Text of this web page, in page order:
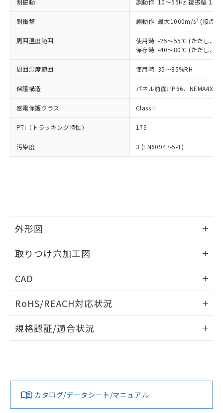
耐振動 誤動作: 10～55Hz 複振幅
耐衝撃 誤動作: 最大1000m/s2 (接点
周囲温度範囲
使用時: -25～55℃ (ただし、氷
保存時: -40～80℃ (ただし、氷
周囲湿度範囲 使用時: 35～85%RH
保護構造 パネル前面: IP66、NEMA4X,
感電保護クラス Class II
PTI（トラッキング特性） 175
汚染度 3 (EN60947-5-1)
外形図
取りつけ穴加工図
CAD
ドすることができます。
ログイン/会員登録
ダウンロードデータをご利用いただく前に、以下を必ずお読
みください。
ソフトウェアの使用条件
RoHS/REACH対応状況
EU RoHS 注意事項・凡例
対応済み
規格認証/適合状況
カタログ/データシート/マニュアル
正式な納期状況および標準価格はお客
様のお取引先、またはお客様担当のオ
ムロン制御機器販売店・当社販売員に
オムロン制御機器販売店や当社販売拠
販売ネットワーク
」をご確認
在庫状況および標準価格結果を当社の
事前の承諾なく第三者に漏洩または開
示しないようお願いします。
マイパーツ機能（部品リスト作成サー
ビス）をご利用いただくには、I-Web
メンバーズにご登録されている必要が
お客様が当ウェブサイト上で当社にご
指します。
但し、RoHS指令で産業用監視および制御機器に対する
適用除外項目は除く。
フタル酸エステル類の４物質については閾値を超える意
図的な使用がないことを確認しています。
部品在庫の切り替え状況などにより、予定
月が前後することがあります。
※3 非含有証明書ダウンロード
51物質の非含有証明書（当社基準）
※本証明書は発行日時点で非含有を証明す
るもので、過去に遡って非含有を証明する
ものではありません。
また、RoHS指令のフタル酸エステル類４
欄に対応日を記載しておりました。
既に当社にて対応品への在庫切替を完了
していることから、特段のことがない限
り、2022年1月12日より割愛しておりま
す。
DBP(フタル酸ジブチル) : 1000ppm、 DIBP(フタル酸ジ
イソブチル) : 1000ppm、 BBP(フタル酸ブチルベンジ
DEHP(フタル酸ビス(2-エチルヘキシル)) : 1000ppm
準値以下であることを示します。
「10」：通常の使用状況下において有害物
質が外部に漏えいし、環境に深刻な影響を
及ぼさない年数を意味します。
「－」：未確認です。当社販売部門へお問
全に破砕するなど、違法に輸出されな
いよう必要な手段を講じます。
当社は貴社製品を、核兵器、ミサイ
ル、化学兵器、生物兵器またはその他
武器並びにこれらの製造装置等に一切
当社は、貴社製品を第三者に販売する
場合は、上記1、2および3の内容を当
該第三者に通知します。また当社は、
販売先および販売に係わる関係者が違
法に輸出するおそれがある場合は、取
り引きをいたしません。
一定数には満たないが在庫あり
－
在庫なし(最新の在庫状況につ
いては、お客様のお取引先、ま
たはお客様担当のオムロン制御
機器販売店・当社販売員にご確
空
受注生産機種、また在庫状況の
情報を公開していない機種